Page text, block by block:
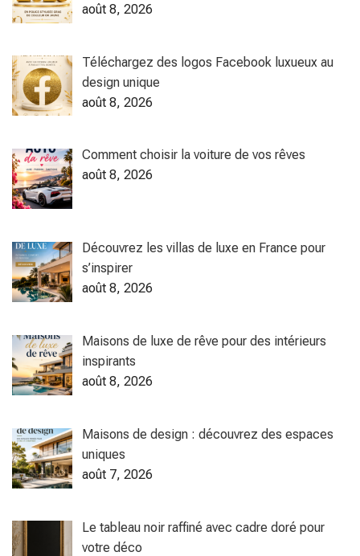
août 8, 2026
Téléchargez des logos Facebook luxueux au
design unique
août 8, 2026
Comment choisir la voiture de vos rêves
août 8, 2026
Découvrez les villas de luxe en France pour
s’inspirer
août 8, 2026
Maisons de luxe de rêve pour des intérieurs
inspirants
août 8, 2026
Maisons de design : découvrez des espaces
uniques
août 7, 2026
Le tableau noir raffiné avec cadre doré pour
votre déco